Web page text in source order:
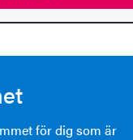
för dig som är